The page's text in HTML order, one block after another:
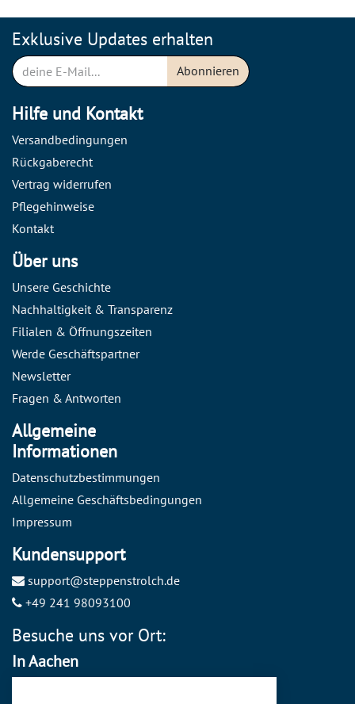
Besuche uns vor Ort:
In Aachen
Hilfe und Kontakt
Versandbedingungen
Rückgaberecht
Vertrag widerrufen
Pflegehinweise
Kontakt
Über uns
Unsere Geschichte
Nachhaltigkeit & Transparenz
Filialen & Öffnungszeiten
Werde Geschäftspartner
Newsletter
Fragen & Antworten
Allgemeine
Informationen
Datenschutzbestimmungen
Allgemeine Geschäftsbedingungen
Impressum
Kundensupport
support@steppenstrolch.de
+49 241 98093100
Exklusive Updates erhalten
Abonnieren